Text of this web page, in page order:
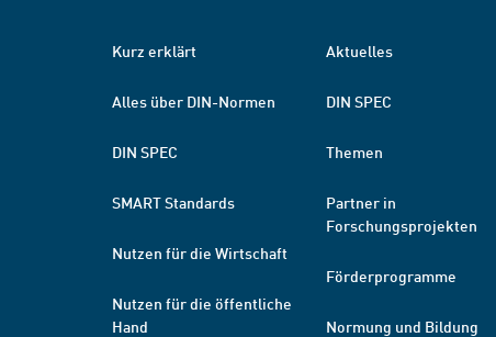
Kurz erklärt
Alles über DIN-Normen
DIN SPEC
SMART Standards
Nutzen für die Wirtschaft
Nutzen für die öffentliche
Hand
Aktuelles
DIN SPEC
Themen
Partner in
Forschungsprojekten
Förderprogramme
Normung und Bildung